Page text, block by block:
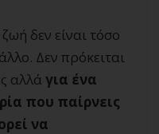
δεν είναι τόσο
Δεν πρόκειται
αλλά για ένα
που παίρνεις
να